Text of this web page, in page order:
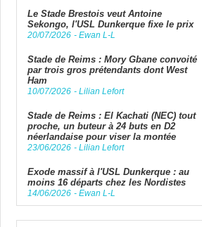
Le Stade Brestois veut Antoine
Sekongo, l'USL Dunkerque fixe le prix
20/07/2026 - Ewan L-L
Stade de Reims : Mory Gbane convoité
par trois gros prétendants dont West
Ham
10/07/2026 - Lilian Lefort
Stade de Reims : El Kachati (NEC) tout
proche, un buteur à 24 buts en D2
néerlandaise pour viser la montée
23/06/2026 - Lilian Lefort
Exode massif à l'USL Dunkerque : au
moins 16 départs chez les Nordistes
14/06/2026 - Ewan L-L